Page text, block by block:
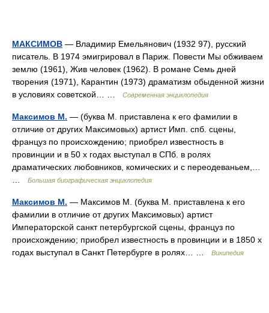
МАКСИМОВ — Владимир Емельянович (1932 97), русский
писатель. В 1974 эмигрировал в Париж. Повести Мы обживаем
землю (1961), Жив человек (1962). В романе Семь дней
творения (1971), Карантин (1973) драматизм обыденной жизни
в условиях советской… …
Современная энциклопедия
Максимов М. — (буква М. приставлена к его фамилии в
отличие от других Максимовых) артист Имп. спб. сцены,
француз по происхождению; приобрел известность в
провинции и в 50 х годах выступал в СПб. в ролях
драматических любовников, комических и с переодеваньем,…
Большая биографическая энциклопедия
Максимов М. — Максимов М. (буква М. приставлена к его
фамилии в отличие от других Максимовых) артист
Императорской санкт петербургской сцены, француз по
происхождению; приобрел известность в провинции и в 1850 х
годах выступал в Санкт Петербурге в ролях… …
Википедия